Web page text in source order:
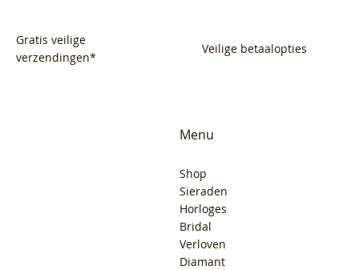
Gratis veilige
verzendingen*
Veilige betaalopties
Menu
Shop
Sieraden
Horloges
Bridal
Verloven
Diamant